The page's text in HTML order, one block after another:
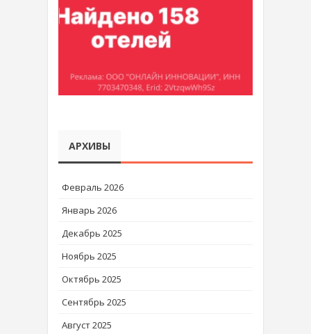
АРХИВЫ
Февраль 2026
Январь 2026
Декабрь 2025
Ноябрь 2025
Октябрь 2025
Сентябрь 2025
Август 2025